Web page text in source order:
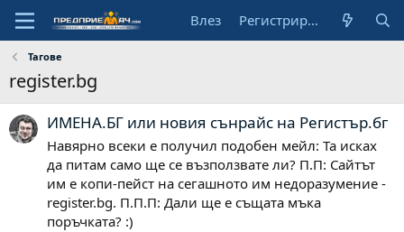
Влез Регистрирай се
Тагове
register.bg
ИМЕНА.БГ или новия сънрайс на Регистър.бг
Навярно всеки е получил подобен мейл: Та исках
да питам само ще се възползвате ли? П.П: Сайтът
им е копи-пейст на сегашното им недоразумение -
register.bg. П.П.П: Дали ще е същата мъка
поръчката? :)